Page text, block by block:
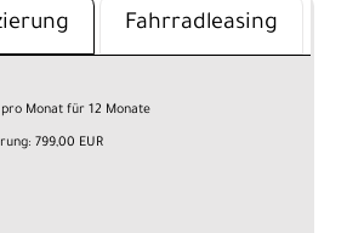
Fahrradleasing
pro Monat für 12 Monate
799,00 EUR